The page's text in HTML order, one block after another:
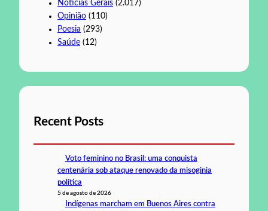
Notícias Gerais (2.017)
Opinião (110)
Poesia (293)
Saúde (12)
Recent Posts
Voto feminino no Brasil: uma conquista
centenária sob ataque renovado da misoginia
política
5 de agosto de 2026
Indígenas marcham em Buenos Aires contra